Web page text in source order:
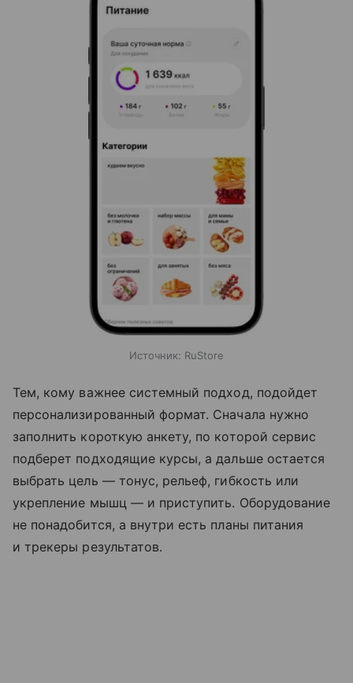
Источник: RuStore
Тем, кому важнее системный подход, подойдет
персонализированный формат. Сначала нужно
заполнить короткую анкету, по которой сервис
подберет подходящие курсы, а дальше остается
выбрать цель — тонус, рельеф, гибкость или
укрепление мышц — и приступить. Оборудование
не понадобится, а внутри есть планы питания
и трекеры результатов.